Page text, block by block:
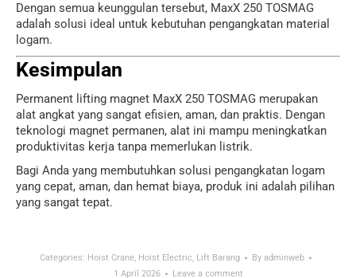
Dengan semua keunggulan tersebut, MaxX 250 TOSMAG
adalah solusi ideal untuk kebutuhan pengangkatan material
logam.
Kesimpulan
Permanent lifting magnet MaxX 250 TOSMAG merupakan
alat angkat yang sangat efisien, aman, dan praktis. Dengan
teknologi magnet permanen, alat ini mampu meningkatkan
produktivitas kerja tanpa memerlukan listrik.
Bagi Anda yang membutuhkan solusi pengangkatan logam
yang cepat, aman, dan hemat biaya, produk ini adalah pilihan
yang sangat tepat.
Categories: Hoist Crane, Hoist Electric, Lift Barang By adminweb
1 April 2026
Leave a comment